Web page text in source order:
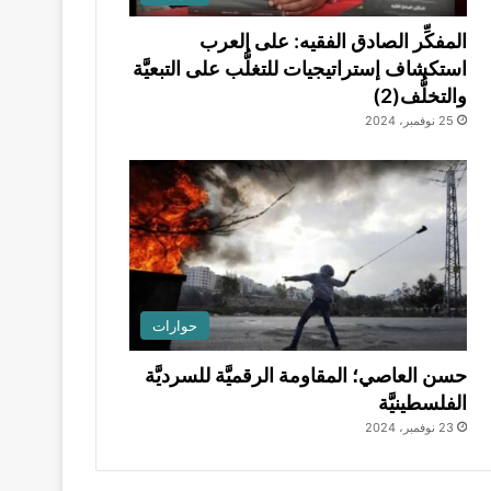
المفكِّر الصادق الفقيه: على العرب
استكشاف إستراتيجيات للتغلُّب على التبعيَّة
والتخلُّف(2)
25 نوفمبر، 2024
حوارات
حسن العاصي؛ المقاومة الرقميَّة للسرديَّة
الفلسطينيَّة
23 نوفمبر، 2024